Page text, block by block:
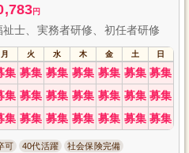
円
士、実務者研修、初任者研修
月 火 水 木 金 土 日
集 募集 募集 募集 募集 募集 募集
集 募集 募集 募集 募集 募集 募集
集 募集 募集 募集 募集 募集 募集
可 40代活躍 社会保険完備